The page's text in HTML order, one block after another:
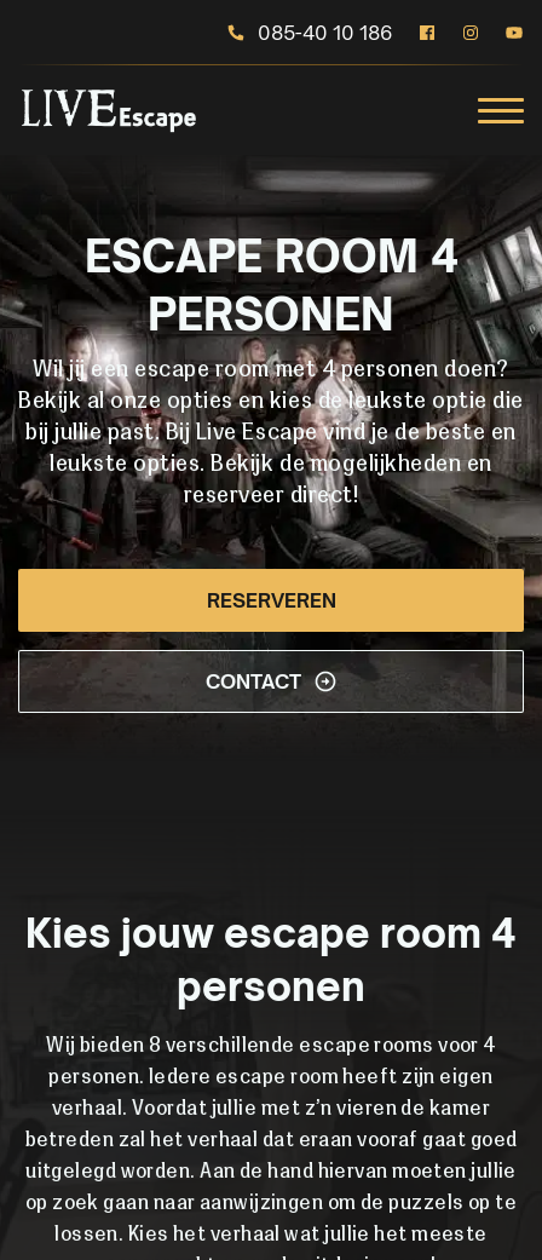
085-40 10 186
ESCAPE ROOM 4
PERSONEN
Wil jij een escape room met 4 personen doen?
Bekijk al onze opties en kies de leukste optie die
bij jullie past. Bij Live Escape vind je de beste en
leukste opties. Bekijk de mogelijkheden en
reserveer direct!
RESERVEREN
CONTACT
Kies jouw escape room 4
personen
Wij bieden 8 verschillende escape rooms voor 4
personen. Iedere escape room heeft zijn eigen
verhaal. Voordat jullie met z’n vieren de kamer
betreden zal het verhaal dat eraan vooraf gaat goed
uitgelegd worden. Aan de hand hiervan moeten jullie
op zoek gaan naar aanwijzingen om de puzzels op te
lossen. Kies het verhaal wat jullie het meeste